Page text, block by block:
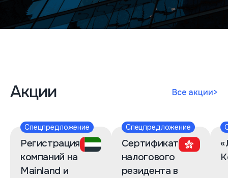
Акции Все акции>
Спецпредложение
Регистрация
компаний на
Mainland и
Спецпредложение
Сертификат
налогового
резидента в